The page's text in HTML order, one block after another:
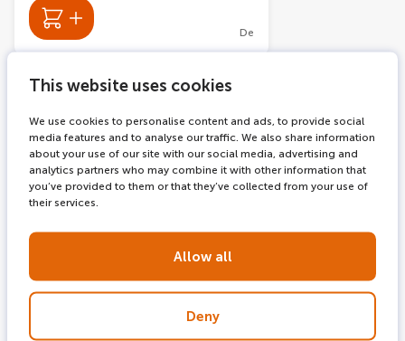
This website uses cookies
We use cookies to personalise content and ads, to provide social
media features and to analyse our traffic. We also share information
about your use of our site with our social media, advertising and
analytics partners who may combine it with other information that
you’ve provided to them or that they’ve collected from your use of
their services.
Allow all
Deny
De
-9 %
Crucero con vino y queso
en Ámsterdam
Degusta deliciosos vinos y
quesos locales mientras te